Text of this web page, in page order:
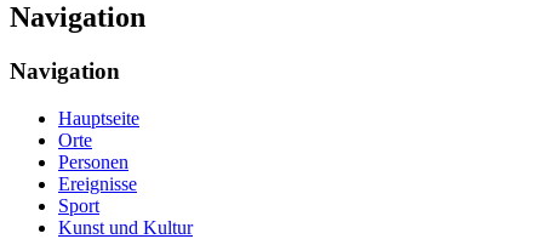
Navigation
Navigation
Hauptseite
Orte
Personen
Ereignisse
Sport
Kunst und Kultur